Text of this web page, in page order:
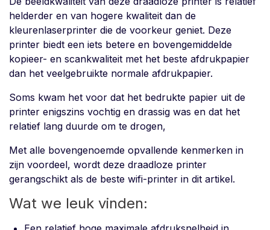
helderder en van hogere kwaliteit dan de
kleurenlaserprinter die de voorkeur geniet. Deze
printer biedt een iets betere en bovengemiddelde
kopieer- en scankwaliteit met het beste afdrukpapier
dan het veelgebruikte normale afdrukpapier.
Soms kwam het voor dat het bedrukte papier uit de
printer enigszins vochtig en drassig was en dat het
relatief lang duurde om te drogen,
Met alle bovengenoemde opvallende kenmerken in
zijn voordeel, wordt deze draadloze printer
gerangschikt als de beste wifi-printer in dit artikel.
Wat we leuk vinden: